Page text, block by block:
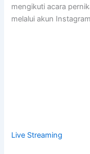
mengikuti acara
melalui akun
Live Streaming